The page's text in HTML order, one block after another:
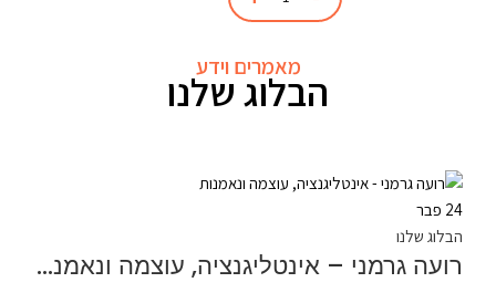
מאמרים וידע
הבלוג שלנו
24 פבר
הבלוג שלנו
רועה גרמני – אינטליגנציה, עוצמה ונאמנות